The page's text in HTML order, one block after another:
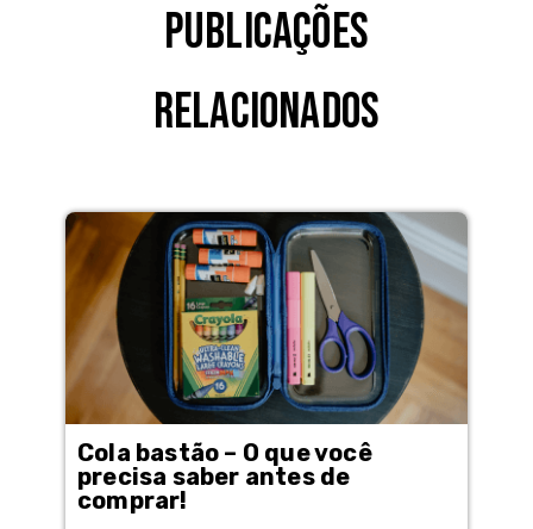
Publicações
Relacionados
Cola bastão – O que você
precisa saber antes de
comprar!